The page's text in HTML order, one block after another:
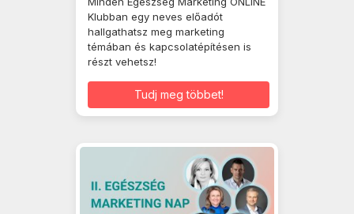
Klubban egy neves előadót
hallgathatsz meg marketing
témában és kapcsolatépítésen is
részt vehetsz!
Tudj meg többet!